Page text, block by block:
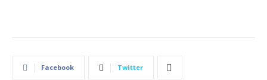
Facebook Twitter